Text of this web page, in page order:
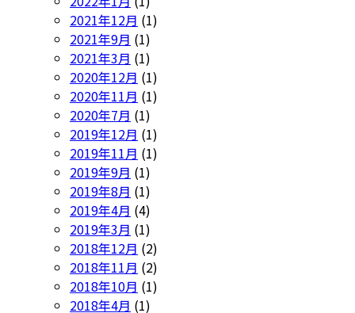
2021年12月 (1)
2021年9月 (1)
2021年3月 (1)
2020年12月 (1)
2020年11月 (1)
2020年7月 (1)
2019年12月 (1)
2019年11月 (1)
2019年9月 (1)
2019年8月 (1)
2019年4月 (4)
2019年3月 (1)
2018年12月 (2)
2018年11月 (2)
2018年10月 (1)
2018年4月 (1)